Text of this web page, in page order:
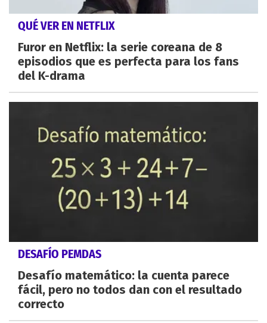
QUÉ VER EN NETFLIX
Furor en Netflix: la serie coreana de 8
episodios que es perfecta para los fans
del K-drama
DESAFÍO PEMDAS
Desafío matemático: la cuenta parece
fácil, pero no todos dan con el resultado
correcto